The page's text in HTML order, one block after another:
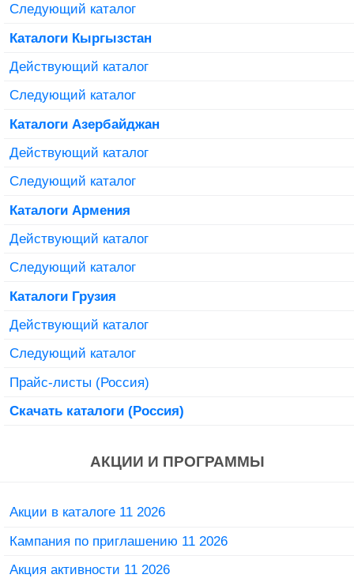
Следующий каталог
Каталоги Кыргызстан
Действующий каталог
Следующий каталог
Каталоги Азербайджан
Действующий каталог
Следующий каталог
Каталоги Армения
Действующий каталог
Следующий каталог
Каталоги Грузия
Действующий каталог
Следующий каталог
Прайс-листы (Россия)
Скачать каталоги (Россия)
АКЦИИ И ПРОГРАММЫ
Акции в каталоге 11 2026
Кампания по приглашению 11 2026
Акция активности 11 2026